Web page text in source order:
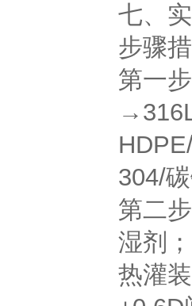
七、
步骤
第一步
304/
第二步
湿剂
热灌